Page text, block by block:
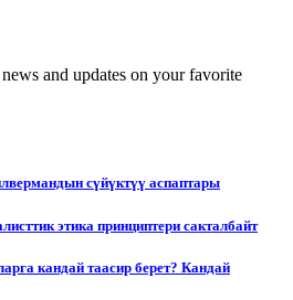
and updates on your favorite
сүйүктүү аспаптары
этика принциптери сакталбайт
кандай таасир берет? Кандай